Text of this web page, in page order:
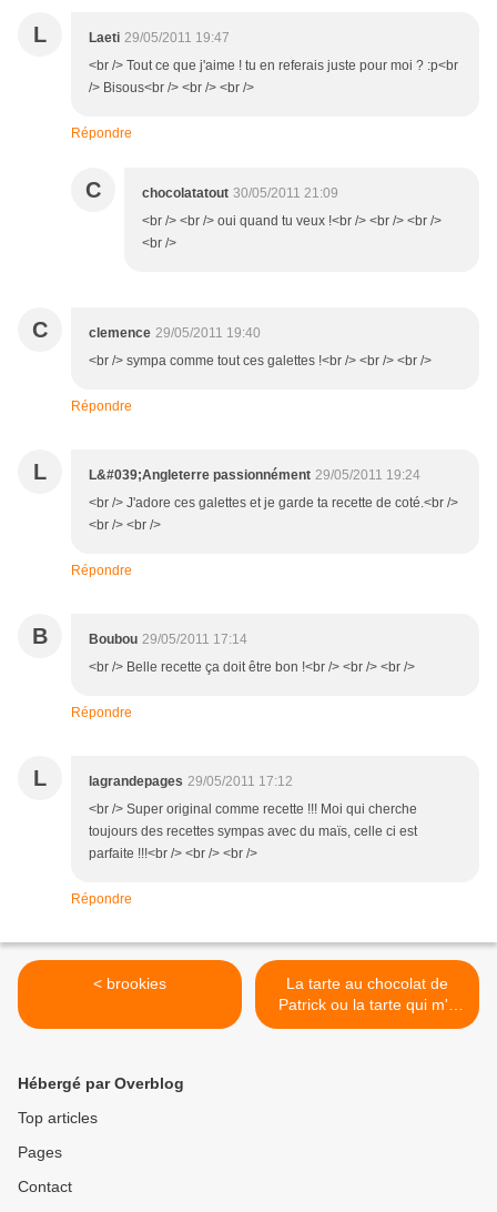
L Laeti 29/05/2011 19:47
<br /> Tout ce que j'aime ! tu en referais juste pour moi ? :p<br
/> Bisous<br /> <br /> <br />
Répondre
C chocolatatout 30/05/2011 21:09
<br /> <br /> oui quand tu veux !<br /> <br /> <br />
<br />
C clemence 29/05/2011 19:40
<br /> sympa comme tout ces galettes !<br /> <br /> <br />
Répondre
L L&#039;Angleterre passionnément 29/05/2011 19:24
<br /> J'adore ces galettes et je garde ta recette de coté.<br />
<br /> <br />
Répondre
B Boubou 29/05/2011 17:14
<br /> Belle recette ça doit être bon !<br /> <br /> <br />
Répondre
L lagrandepages 29/05/2011 17:12
<br /> Super original comme recette !!! Moi qui cherche
toujours des recettes sympas avec du maïs, celle ci est
parfaite !!!<br /> <br /> <br />
Répondre
< brookies
La tarte au chocolat de
Patrick ou la tarte qui m'a
donné du souci >
Hébergé par Overblog
Top articles
Pages
Contact